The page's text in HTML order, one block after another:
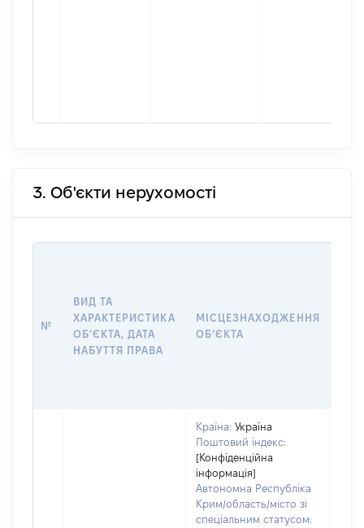
3. Об'єкти нерухомості
№
ВИД ТА
ХАРАКТЕРИСТИКА
ОБʼЄКТА, ДАТА
НАБУТТЯ ПРАВА
МІСЦЕЗНАХОДЖЕННЯ
ОБʼЄКТА
Країна: Україна
Поштовий індекс:
[Конфіденційна
інформація]
Автономна Республіка
Крим/область/місто зі
спеціальним статусом: